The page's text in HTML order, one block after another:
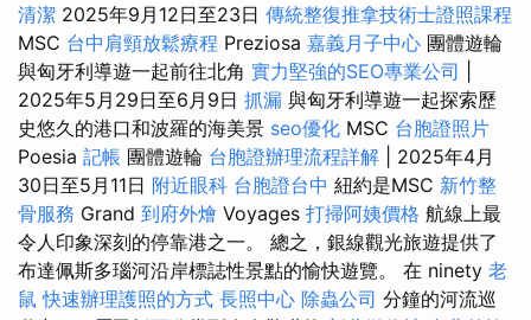
清潔 2025年9月12日至23日 傳統整復推拿技術士證照課程
MSC 台中肩頸放鬆療程 Preziosa 嘉義月子中心 團體遊輪
與匈牙利導遊一起前往北角 實力堅強的SEO專業公司
2025年5月29日至6月9日 抓漏 與匈牙利導遊一起探索歷
史悠久的港口和波羅的海美景 seo優化 MSC 台胞證照片
Poesia 記帳 團體遊輪 台胞證辦理流程詳解 | 2025年4月
30日至5月11日 附近眼科 台胞證台中 紐約是MSC 新竹整
骨服務 Grand 到府外燴 Voyages 打掃阿姨價格 航線上最
令人印象深刻的停靠港之一。 總之，銀線觀光旅遊提供了
布達佩斯多瑙河沿岸標誌性景點的愉快遊覽。 在 ninety 老
鼠 快速辦理護照的方式 長照中心 除蟲公司 分鐘的河流巡